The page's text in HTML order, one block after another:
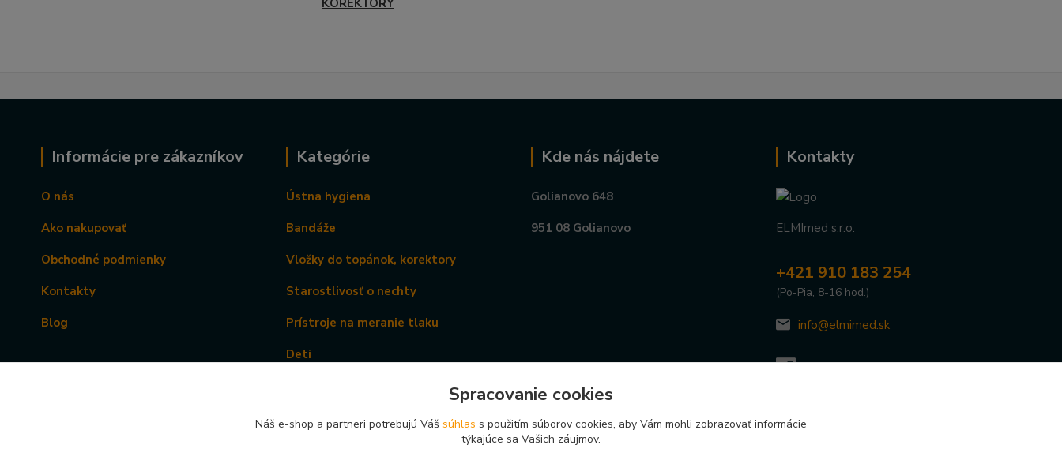
Informácie pre zákazníkov
O nás
Ako nakupovať
Obchodné podmienky
Kontakty
Blog
Kategórie
Ústna hygiena
Bandáže
Vložky do topánok, korektory
Starostlivosť o nechty
Prístroje na meranie tlaku
Deti
Kde nás nájdete
Golianovo 648
951 08 Golianovo
Kontakty
ELMImed s.r.o.
+421 910 183 254
(Po-Pia, 8-16 hod.)
info@elmimed.sk
Spracovanie cookies
Náš e-shop a partneri potrebujú Váš súhlas s použitím súborov cookies, aby Vám mohli zobrazovať informácie
týkajúce sa Vašich záujmov.